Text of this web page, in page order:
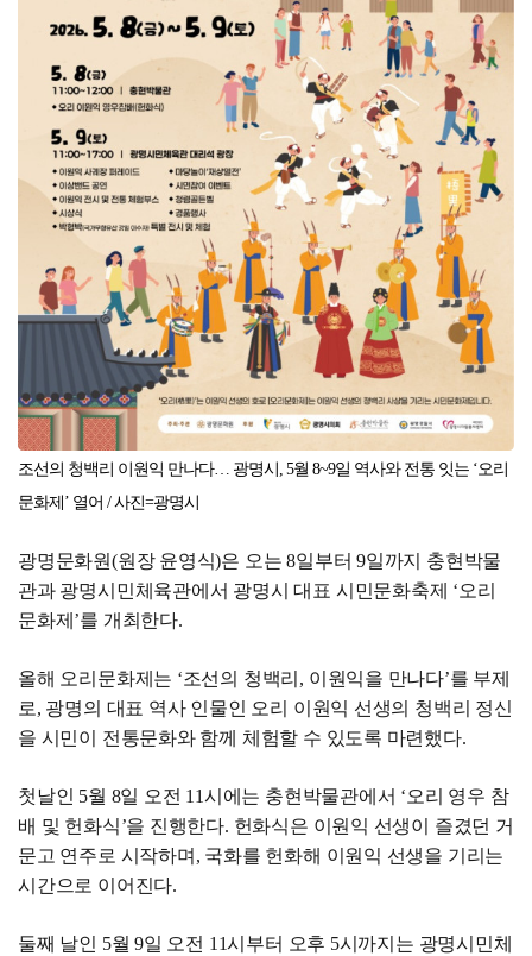
조선의 청백리 이원익 만나다… 광명시, 5월 8~9일 역사와 전통 잇는 ‘오리
문화제’ 열어 / 사진=광명시
광명문화원(원장 윤영식)은 오는 8일부터 9일까지 충현박물
관과 광명시민체육관에서 광명시 대표 시민문화축제 ‘오리
문화제’를 개최한다.
올해 오리문화제는 ‘조선의 청백리, 이원익을 만나다’를 부제
로, 광명의 대표 역사 인물인 오리 이원익 선생의 청백리 정신
을 시민이 전통문화와 함께 체험할 수 있도록 마련했다.
첫날인 5월 8일 오전 11시에는 충현박물관에서 ‘오리 영우 참
배 및 헌화식’을 진행한다. 헌화식은 이원익 선생이 즐겼던 거
문고 연주로 시작하며, 국화를 헌화해 이원익 선생을 기리는
시간으로 이어진다.
둘째 날인 5월 9일 오전 11시부터 오후 5시까지는 광명시민체